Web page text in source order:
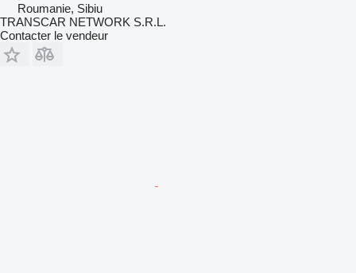
Roumanie, Sibiu
TRANSCAR NETWORK S.R.L.
Contacter le vendeur